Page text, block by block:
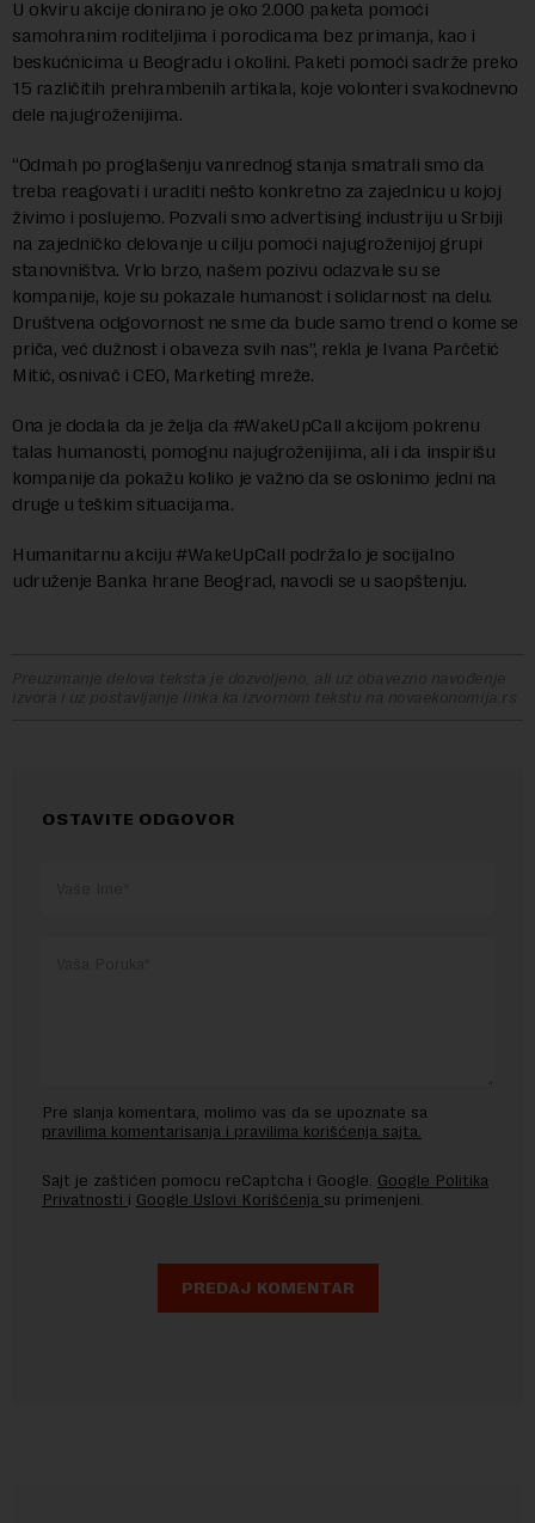
U okviru akcije donirano je oko 2.000 paketa pomoći
samohranim roditeljima i porodicama bez primanja, kao i
beskućnicima u Beogradu i okolini. Paketi pomoći sadrže preko
15 različitih prehrambenih artikala, koje volonteri svakodnevno
dele najugroženijima.
“Odmah po proglašenju vanrednog stanja smatrali smo da
treba reagovati i uraditi nešto konkretno za zajednicu u kojoj
živimo i poslujemo. Pozvali smo advertising industriju u Srbiji
na zajedničko delovanje u cilju pomoći najugroženijoj grupi
stanovništva. Vrlo brzo, našem pozivu odazvale su se
kompanije, koje su pokazale humanost i solidarnost na delu.
Društvena odgovornost ne sme da bude samo trend o kome se
priča, već dužnost i obaveza svih nas”, rekla je Ivana Parčetić
Mitić, osnivač i CEO, Marketing mreže.
Ona je dodala da je želja da #WakeUpCall akcijom pokrenu
talas humanosti, pomognu najugroženijima, ali i da inspirišu
kompanije da pokažu koliko je važno da se oslonimo jedni na
druge u teškim situacijama.
Humanitarnu akciju #WakeUpCall podržalo je socijalno
udruženje Banka hrane Beograd, navodi se u saopštenju.
Preuzimanje delova teksta je dozvoljeno, ali uz obavezno navođenje
izvora i uz postavljanje linka ka izvornom tekstu na novaekonomija.rs
OSTAVITE ODGOVOR
Pre slanja komentara, molimo vas da se upoznate sa
pravilima komentarisanja i pravilima korišćenja sajta.
Sajt je zaštićen pomocu reCaptcha i Google. Google Politika
Privatnosti i Google Uslovi Korišćenja su primenjeni.